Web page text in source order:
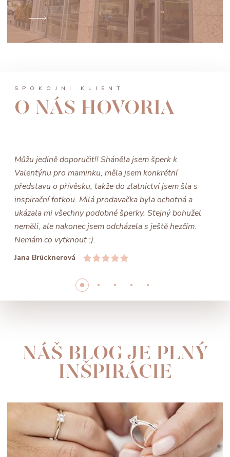
SPOKOJNÍ KLIENTI
O NÁS HOVORIA
Můžu jedině doporučit!! Sháněla jsem šperk k
Valentýnu pro maminku, měla jsem konkrétní
představu o přívěsku, takže do zlatnictví jsem šla s
inspirační fotkou. Milá prodavačka byla ochotná a
ukázala mi všechny podobné šperky. Stejný bohužel
neměli, ale nakonec jsem odcházela s ještě hezčím.
Nemám co vytknout :).
Jana Brücknerová
NÁŠ BLOG JE PLNÝ
INŠPIRÁCIE